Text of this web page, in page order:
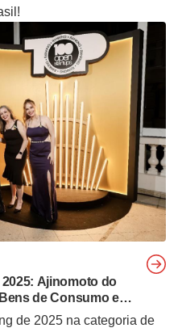
Ajinomoto do
de Consumo e
de 2025 na categoria de